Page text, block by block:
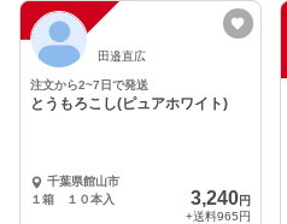
注
文
受
付
停
止
中 田邉直広
注文から2~7日で発送
とうもろこし(ピュアホワイト)
千葉県館山市
１箱 １０本入
3,240円
+送料965円